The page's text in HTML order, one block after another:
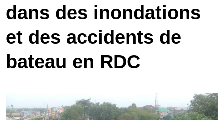
dans des inondations
et des accidents de
bateau en RDC